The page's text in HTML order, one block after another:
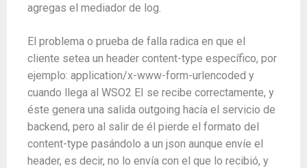
agregas el mediador de log.
El problema o prueba de falla radica en que el
cliente setea un header content-type específico, por
ejemplo: application/x-www-form-urlencoded y
cuando llega al WSO2 EI se recibe correctamente, y
éste genera una salida outgoing hacía el servicio de
backend, pero al salir de él pierde el formato del
content-type pasándolo a un json aunque envíe el
header, es decir, no lo envía con el que lo recibió, y